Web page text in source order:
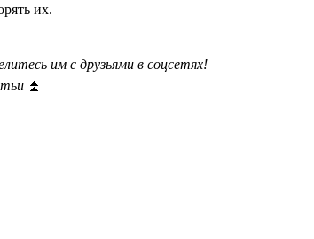
их.
им с друзьями в соцсетях!
⏫